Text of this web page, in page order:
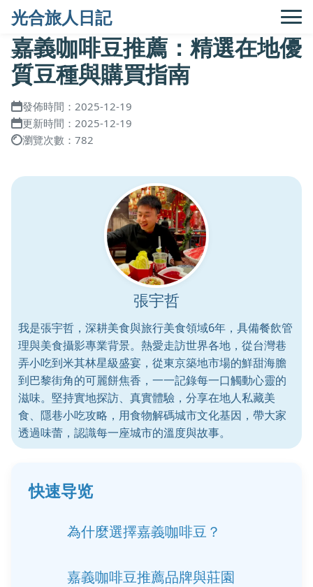
光合旅人日記
嘉義咖啡豆推薦：精選在地優
質豆種與購買指南
發佈時間：2025-12-19
更新時間：2025-12-19
瀏覽次數：782
張宇哲
我是張宇哲，深耕美食與旅行美食領域6年，具備餐飲管
理與美食攝影專業背景。熱愛走訪世界各地，從台灣巷
弄小吃到米其林星級盛宴，從東京築地市場的鮮甜海膽
到巴黎街角的可麗餅焦香，一一記錄每一口觸動心靈的
滋味。堅持實地探訪、真實體驗，分享在地人私藏美
食、隱巷小吃攻略，用食物解碼城市文化基因，帶大家
透過味蕾，認識每一座城市的溫度與故事。
快速导览
為什麼選擇嘉義咖啡豆？
嘉義咖啡豆推薦品牌與莊園